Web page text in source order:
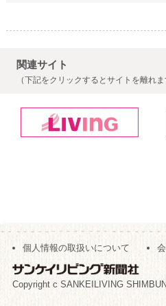
関連サイト
（下記をクリックするとサイトを離れま
個人情報の取扱いについて
Copyright c SANKEILIVING